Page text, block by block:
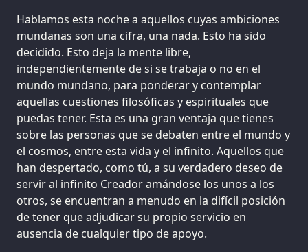
Hablamos esta noche a aquellos cuyas ambiciones
mundanas son una cifra, una nada. Esto ha sido
decidido. Esto deja la mente libre,
independientemente de si se trabaja o no en el
mundo mundano, para ponderar y contemplar
aquellas cuestiones filosóficas y espirituales que
puedas tener. Esta es una gran ventaja que tienes
sobre las personas que se debaten entre el mundo y
el cosmos, entre esta vida y el infinito. Aquellos que
han despertado, como tú, a su verdadero deseo de
servir al infinito Creador amándose los unos a los
otros, se encuentran a menudo en la difícil posición
de tener que adjudicar su propio servicio en
ausencia de cualquier tipo de apoyo.